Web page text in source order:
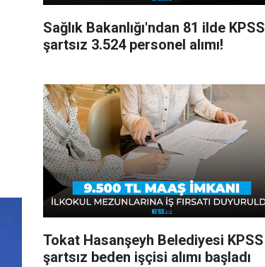
Sağlık Bakanlığı'ndan 81 ilde KPSS
şartsız 3.524 personel alımı!
Tokat Hasanşeyh Belediyesi KPSS
şartsız beden işçisi alımı başladı